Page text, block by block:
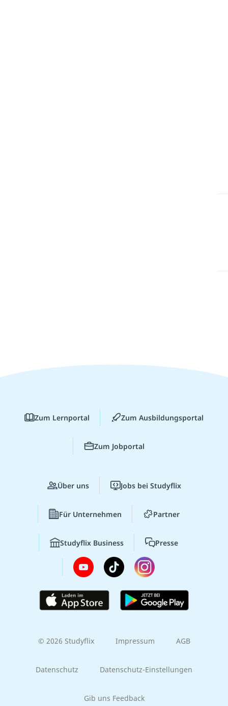
Zum Lernportal Zum Ausbildungsportal
Zum Jobportal
Über uns Jobs bei Studyflix
Für Unternehmen Partner
Studyflix Business Presse
© 2026 Studyflix Impressum AGB
Datenschutz Datenschutz-Einstellungen
Gib uns Feedback